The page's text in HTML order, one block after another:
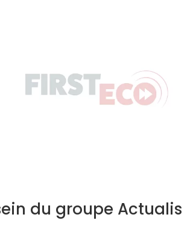
du groupe Actualis